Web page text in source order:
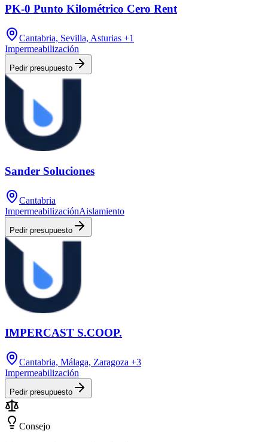
PK-0 Punto Kilométrico Cero Rent
Cantabria, Sevilla, Asturias +1
Impermeabilización
Pedir presupuesto
Sander Soluciones
Cantabria
ImpermeabilizaciónAislamiento
Pedir presupuesto
IMPERCAST S.COOP.
Cantabria, Málaga, Zaragoza +3
Impermeabilización
Pedir presupuesto
Consejo